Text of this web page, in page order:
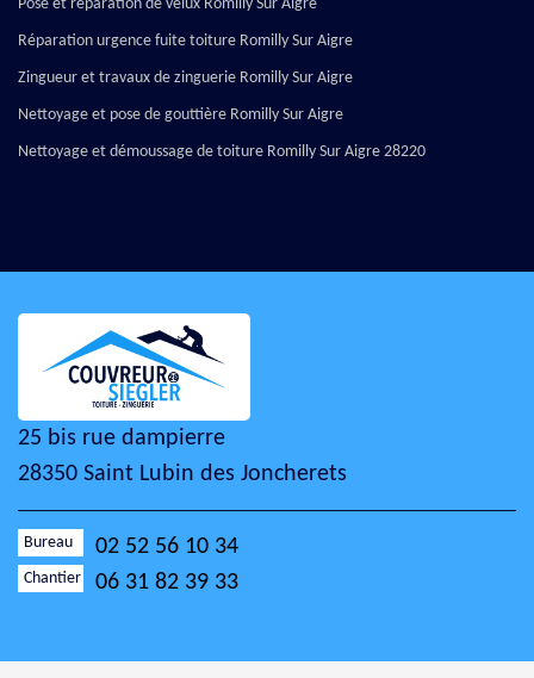
Pose et réparation de velux Romilly Sur Aigre
Réparation urgence fuite toiture Romilly Sur Aigre
Zingueur et travaux de zinguerie Romilly Sur Aigre
Nettoyage et pose de gouttière Romilly Sur Aigre
Nettoyage et démoussage de toiture Romilly Sur Aigre 28220
25 bis rue dampierre
28350 Saint Lubin des Joncherets
Bureau 02 52 56 10 34
Chantier 06 31 82 39 33